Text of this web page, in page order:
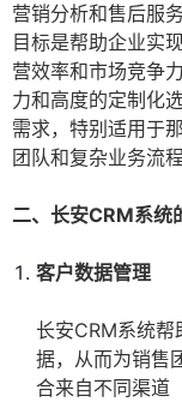
营销分析和售后服
目标是帮助企业实
营效率和市场竞争
力和高度的定制化
需求，特别适用于
团队和复杂业务流
二、长安CRM系统
客户数据管理
长安CRM系统
据，从而为销售
合来自不同渠道